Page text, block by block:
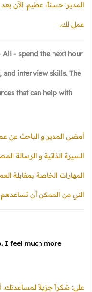
المدير: حسناً، عظيم. الآن
عمل لك.
- spend the next hour
and interview skills. The
that can help with
أمضى المدير و الباحث عن
السيرة الذاتية و الرسالة
المهارات الخاصة بمقابلة
التي من الممكن أن
I feel much more
علي: شكراً جزيلاً